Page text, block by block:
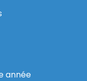
année